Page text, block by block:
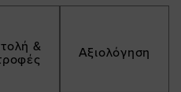
&
Αξιολόγηση